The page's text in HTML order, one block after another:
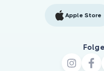
Apple Store